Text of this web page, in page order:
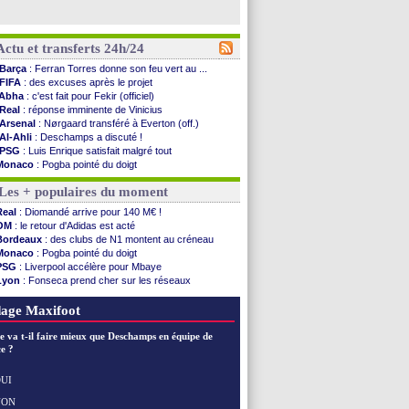
et transferts 24h/24
Barça : Ferran Torres donne son feu vert au ...
FIFA : des excuses après le projet
: c'est fait pour Fekir (officiel)
Real : réponse imminente de Vinicius
Arsenal : Nørgaard transféré à Everton (off.)
Al-Ahli : Deschamps a discuté !
PSG : Luis Enrique satisfait malgré tout
: Pogba pointé du doigt
: Zabiri n'est pas fan de la L1
: une offre de Fulham pour Aït Boudlal
: Thomasson et Cresswell réconciliés
: Nzonzi avait des pistes en L1
: Mangala sur le départ
: Arsenal s'incline face au Real Betis
: lourde défaite pour le PSG
City: Maresca flou pour Reijnders
: Fenerbahçe prend une belle option
: le plan d'Alvarez à son retour
: le joli but de Greenwood avec le Fener !
2030
+ populaires du moment
: Diomandé arrive pour 140 M€ !
: le retour d'Adidas est acté
: des clubs de N1 montent au créneau
: Pogba pointé du doigt
: Liverpool accélère pour Mbaye
: Fonseca prend cher sur les réseaux
: Infantino complimente Mbappé
Maxifoot
va t-il faire mieux que Deschamps en équipe de
?